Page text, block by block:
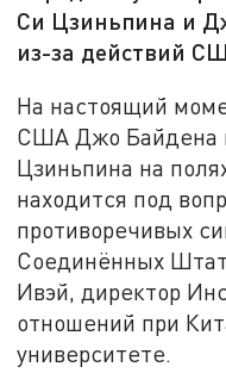
Си Цзиньпина и
из-за действий
На настоящий
США Джо Байдена
Цзиньпина на
находится под
противоречивых
Соединённых
Ивэй, директор
отношений при
университете.